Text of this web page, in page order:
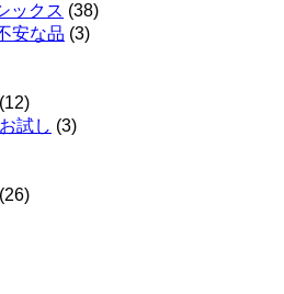
ックス (38)
安な品 (3)
(12)
試し (3)
(26)